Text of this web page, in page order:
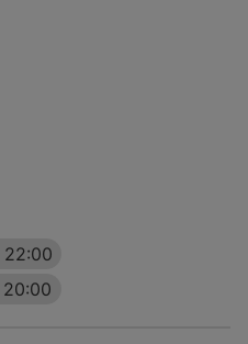
22:00
20:00